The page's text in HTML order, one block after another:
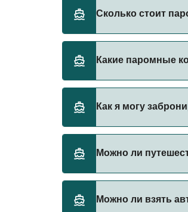
оператора, поэтому
Сколько стоит
указана без учета
Какие паромные
Как я могу
паромы.
Можно ли
Можно ли взять